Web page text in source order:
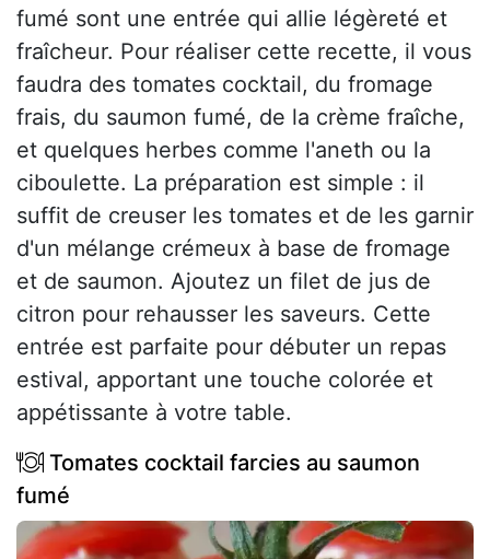
fumé sont une entrée qui allie légèreté et
fraîcheur. Pour réaliser cette recette, il vous
faudra des tomates cocktail, du fromage
frais, du saumon fumé, de la crème fraîche,
et quelques herbes comme l'aneth ou la
ciboulette. La préparation est simple : il
suffit de creuser les tomates et de les garnir
d'un mélange crémeux à base de fromage
et de saumon. Ajoutez un filet de jus de
citron pour rehausser les saveurs. Cette
entrée est parfaite pour débuter un repas
estival, apportant une touche colorée et
appétissante à votre table.
Tomates cocktail farcies au saumon
fumé